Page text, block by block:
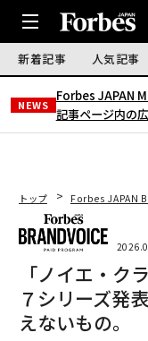
新着記事 人気記事
NEWS
Forbes JAPAN
記事ページ内の
トップ Forbes JAPAN
「ノイエ・ク
７シリーズ発
えないもの。